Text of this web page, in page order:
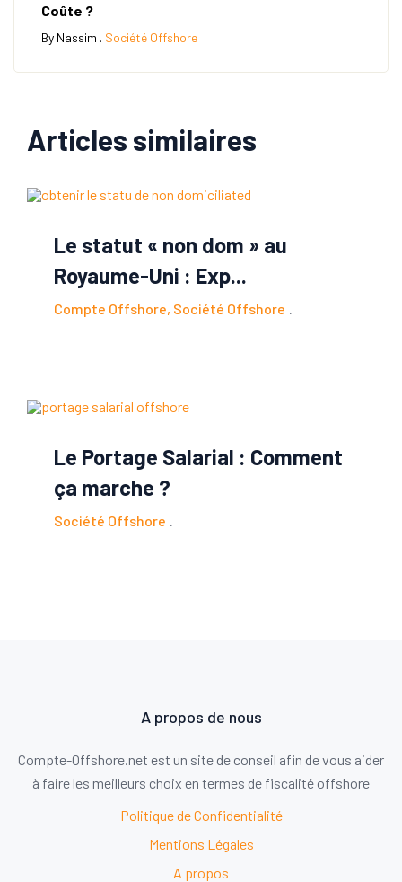
Coûte ?
By Nassim . Société Offshore
Articles similaires
Le statut « non dom » au
Royaume-Uni : Exp...
Compte Offshore, Société Offshore
Le Portage Salarial : Comment
ça marche ?
Société Offshore
A propos de nous
Compte-Offshore.net est un site de conseil afin de vous aider
à faire les meilleurs choix en termes de fiscalité offshore
Politique de Confidentialité
Mentions Légales
A propos